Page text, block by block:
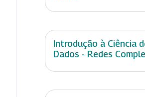
Introdução à Ciência
Dados - Redes